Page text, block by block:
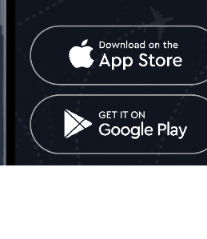
Επικοινωνήστε μαζί μας
Ηνωμένο Βασίλειο: Λονδίνο
Τηλ: +442030340050
info@mobinex.com
Επικοινωνήστε μαζί μας